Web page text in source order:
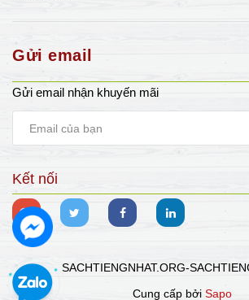
Gửi email
Gửi email nhận khuyến mãi
Kết nối
SACHTIENGNHAT.ORG-
Cung cấp bởi Sapo